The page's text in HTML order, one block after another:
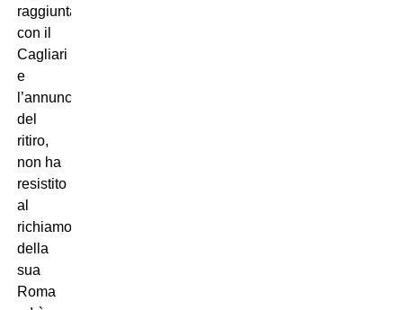
raggiunta
con il
Cagliari
e
l’annuncio
del
ritiro,
non ha
resistito
al
richiamo
della
sua
Roma